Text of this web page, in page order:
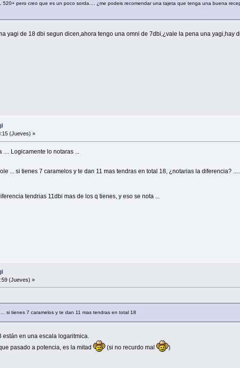
520+ pero creo que es un poco sorda.... ¿me podeis recomendar una tajeta que tenga una buena
yagi de 18 dbi segun dicen,ahora tengo una omni de 7dbi,¿vale la pena una yagi,hay
(Jueves) »
Logicamente lo notaras ...
... si tienes 7 caramelos y te dan 11 mas tendras en total 18, ¿notarias la diferencia?
tendrias 11dbi mas de los q tienes, y eso se nota ...
(Jueves) »
si tienes 7 caramelos y te dan 11 mas tendras en total 18
en una escala logaritmica.
pasado a potencia, es la mitad
(si no recurdo mal )